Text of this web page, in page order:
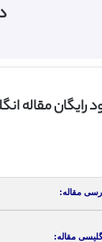
رایگان مقاله
مقاله:
مقاله: